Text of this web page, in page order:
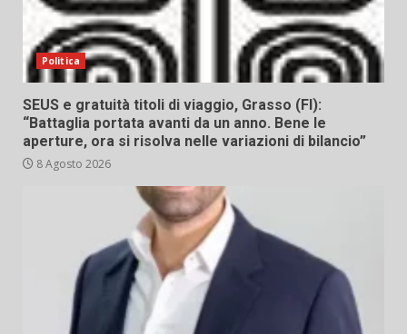
Politica
SEUS e gratuità titoli di viaggio, Grasso (FI):
“Battaglia portata avanti da un anno. Bene le
aperture, ora si risolva nelle variazioni di bilancio”
8 Agosto 2026